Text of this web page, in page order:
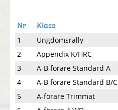
Nr Klass
1
Ungdomsrally
2
Appendix K/HRC
3
A-B förare Standard A
4
A-B förare Standard B/C
5
A-förare Trimmat